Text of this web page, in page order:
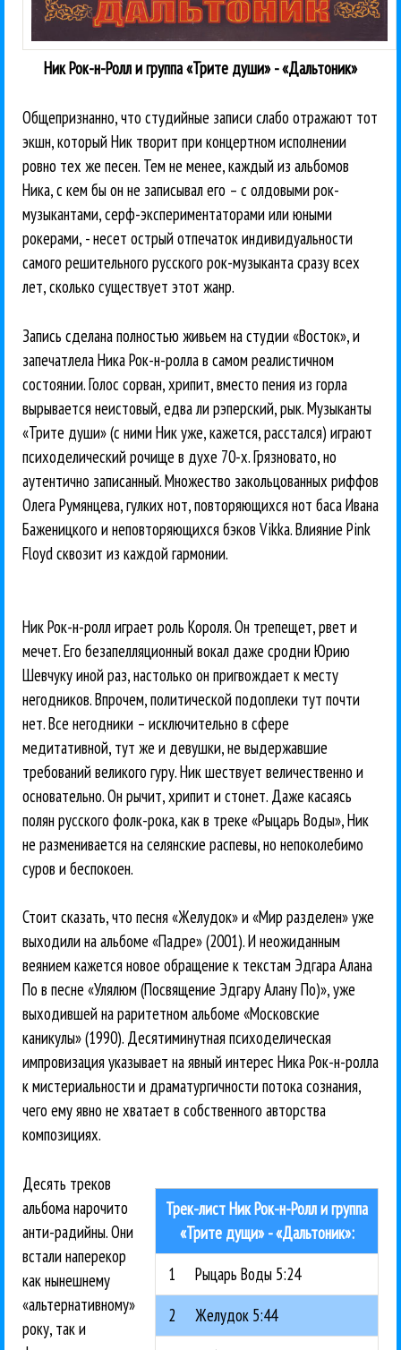
Ник Рок-н-Ролл и группа «Трите души» - «Дальтоник»
Общепризнанно, что студийные записи слабо отражают тот
экшн, который Ник творит при концертном исполнении
ровно тех же песен. Тем не менее, каждый из альбомов
Ника, с кем бы он не записывал его – с олдовыми рок-
музыкантами, серф-экспериментаторами или юными
рокерами, - несет острый отпечаток индивидуальности
самого решительного русского рок-музыканта сразу всех
лет, сколько существует этот жанр.
Запись сделана полностью живьем на студии «Восток», и
запечатлела Ника Рок-н-ролла в самом реалистичном
состоянии. Голос сорван, хрипит, вместо пения из горла
вырывается неистовый, едва ли рэперский, рык. Музыканты
«Трите души» (с ними Ник уже, кажется, расстался) играют
психоделический рочище в духе 70-х. Грязновато, но
аутентично записанный. Множество закольцованных риффов
Олега Румянцева, гулких нот, повторяющихся нот баса Ивана
Баженицкого и неповторяющихся бэков Vikka. Влияние Pink
Floyd сквозит из каждой гармонии.
Ник Рок-н-ролл играет роль Короля. Он трепещет, рвет и
мечет. Его безапелляционный вокал даже сродни Юрию
Шевчуку иной раз, настолько он пригвождает к месту
негодников. Впрочем, политической подоплеки тут почти
нет. Все негодники – исключительно в сфере
медитативной, тут же и девушки, не выдержавшие
требований великого гуру. Ник шествует величественно и
основательно. Он рычит, хрипит и стонет. Даже касаясь
полян русского фолк-рока, как в треке «Рыцарь Воды», Ник
не разменивается на селянские распевы, но непоколебимо
суров и беспокоен.
Стоит сказать, что песня «Желудок» и «Мир разделен» уже
выходили на альбоме «Падре» (2001). И неожиданным
веянием кажется новое обращение к текстам Эдгара Алана
По в песне «Улялюм (Посвящение Эдгару Алану По)», уже
выходившей на раритетном альбоме «Московские
каникулы» (1990). Десятиминутная психоделическая
импровизация указывает на явный интерес Ника Рок-н-ролла
к мистериальности и драматургичности потока сознания,
чего ему явно не хватает в собственного авторства
композициях.
Трек-лист Ник Рок-н-Ролл и группа
«Трите дущи» - «Дальтоник»:
1
Рыцарь Воды 5:24
2
Желудок 5:44
Десять треков
альбома нарочито
анти-радийны. Они
встали наперекор
как нынешнему
«альтернативному»
року, так и